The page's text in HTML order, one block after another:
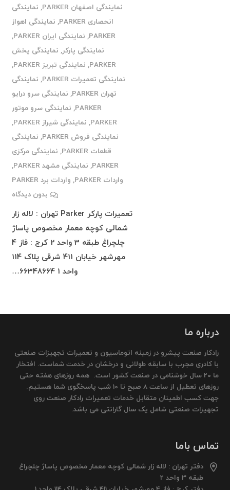
نمایندگی اصفهان PARKER
, نمایندگی
انحصاری PARKER
, نمایندگی اهواز
PARKER
, نمایندگی ایران PARKER
,
نمایندگی پارکر, نمایندگی پخش
PARKER
, نمایندگی تبریز PARKER
,
نمایندگی تعمیرات PARKER
, نمایندگی
تهران PARKER
, نمایندگی سرو درایو
PARKER
, نمایندگی سرو موتور
PARKER
, نمایندگی شیراز PARKER
,
نمایندگی فروش PARKER
, نمایندگی
قطعات PARKER
, نمایندگی مرکزی
PARKER
, نمایندگی مشهد PARKER
,
واردات PARKER
, واردات برد PARKER
بدون دیدگاه
تعمیرات پارکر Parker تهران : لاله زار
شمالی کوچه معمار مخصوص پاساژ
چلچراغ طبقه 3 واحد 2 کرج : فاز 4
مهرشهر خیابان 411 شرقی پلاک 114
واحد 1 66348664…
درباره ما
رادکار صنعت پیشرو در زمینه اتوماسیون و تعمیرات تجهیزات صنعتی
با کادری مجرب با سابقه طولانی و درخشان در خدمت شماست. افتخار
ما 20 سال خوشنامی در صنعت کشور است. همه روزهای هفته حتی
روزهای تعطیل از ساعت 8 صبح تا 10 شب پاسخگوی شما هستیم.
جهت کسب اطمینان متقابل خدمات تعمیرات رادکار صنعت روی
تجهیزات صنعتی شامل یک سال گارانتی می باشد.
تماس باما
دفتر تهران : لاله زار شمالی کوچه معمار مخصوص پاساژ چلچراغ
طبقه 3 واحد 2